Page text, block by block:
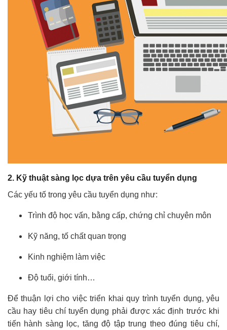
2. Kỹ thuật sàng lọc dựa trên yêu cầu tuyển dụng
Các yếu tố trong yêu cầu tuyển dụng như:
Trình độ học vấn, bằng cấp, chứng chỉ chuyên môn
Kỹ năng, tố chất quan trọng
Kinh nghiệm làm việc
Độ tuổi, giới tính…
Để thuận lợi cho việc triển khai quy trình tuyển dụng, yêu
cầu hay tiêu chí tuyển dụng phải được xác định trước khi
tiến hành sàng lọc, tăng độ tập trung theo đúng tiêu chí,